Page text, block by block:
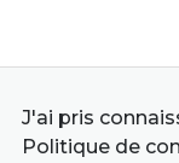
J'ai pris
Politique de